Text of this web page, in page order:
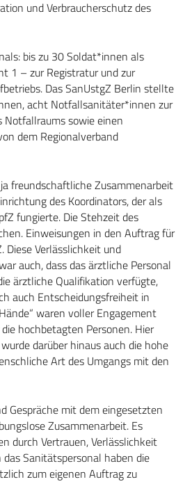
und Verbraucherschutz des
bis zu 30 Soldat*innen als
1 – zur Registratur und zur
Das SanUstgZ Berlin stellte
acht Notfallsanitäter*innen zur
sowie einen
dem Regionalverband
freundschaftliche Zusammenarbeit
des Koordinators, der als
fungierte. Die Stehzeit des
Einweisungen in den Auftrag für
Verlässlichkeit und
auch, dass das ärztliche Personal
ärztliche Qualifikation verfügte,
auch Entscheidungsfreiheit in
waren voller Engagement
hochbetagten Personen. Hier
darüber hinaus auch die hohe
Art des Umgangs mit den
Gespräche mit dem eingesetzten
Zusammenarbeit. Es
durch Vertrauen, Verlässlichkeit
Sanitätspersonal haben die
zum eigenen Auftrag zu